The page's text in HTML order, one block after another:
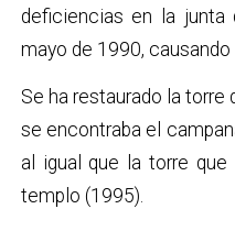
deficiencias en la
mayo de 1990,
Se ha restaurado la
se encontraba el
al igual que la torre
templo (1995).